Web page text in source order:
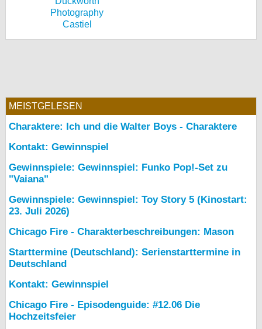
Castiel
MEISTGELESEN
Charaktere: Ich und die Walter Boys - Charaktere
Kontakt: Gewinnspiel
Gewinnspiele: Gewinnspiel: Funko Pop!-Set zu
"Vaiana"
Gewinnspiele: Gewinnspiel: Toy Story 5 (Kinostart:
23. Juli 2026)
Chicago Fire - Charakterbeschreibungen: Mason
Starttermine (Deutschland): Serienstarttermine in
Deutschland
Kontakt: Gewinnspiel
Chicago Fire - Episodenguide: #12.06 Die
Hochzeitsfeier